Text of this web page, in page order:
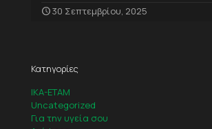
30 Σεπτεμβρίου, 2025
Κατηγορίες
IKA-ETAM
Uncategorized
Για την υγεία σου